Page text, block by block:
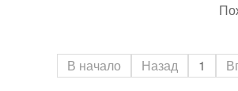
В начало Назад 1